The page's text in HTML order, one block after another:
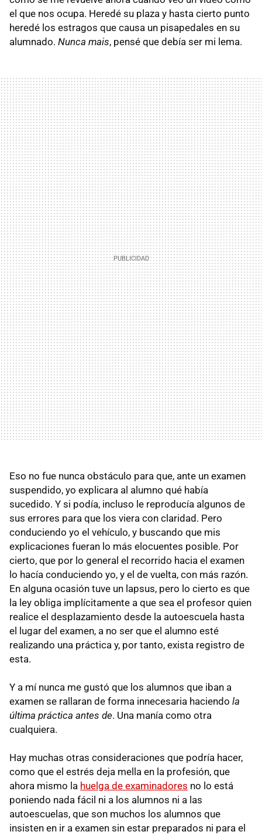
el que nos ocupa. Heredé su plaza y hasta cierto punto
heredé los estragos que causa un pisapedales en su
alumnado. Nunca mais, pensé que debía ser mi lema.
Eso no fue nunca obstáculo para que, ante un examen
suspendido, yo explicara al alumno qué había
sucedido. Y si podía, incluso le reproducía algunos de
sus errores para que los viera con claridad. Pero
conduciendo yo el vehículo, y buscando que mis
explicaciones fueran lo más elocuentes posible. Por
cierto, que por lo general el recorrido hacia el examen
lo hacía conduciendo yo, y el de vuelta, con más razón.
En alguna ocasión tuve un lapsus, pero lo cierto es que
la ley obliga implícitamente a que sea el profesor quien
realice el desplazamiento desde la autoescuela hasta
el lugar del examen, a no ser que el alumno esté
realizando una práctica y, por tanto, exista registro de
esta.
Y a mí nunca me gustó que los alumnos que iban a
examen se rallaran de forma innecesaria haciendo la
última práctica antes de. Una manía como otra
cualquiera.
Hay muchas otras consideraciones que podría hacer,
como que el estrés deja mella en la profesión, que
ahora mismo la huelga de examinadores no lo está
poniendo nada fácil ni a los alumnos ni a las
autoescuelas, que son muchos los alumnos que
insisten en ir a examen sin estar preparados ni para el